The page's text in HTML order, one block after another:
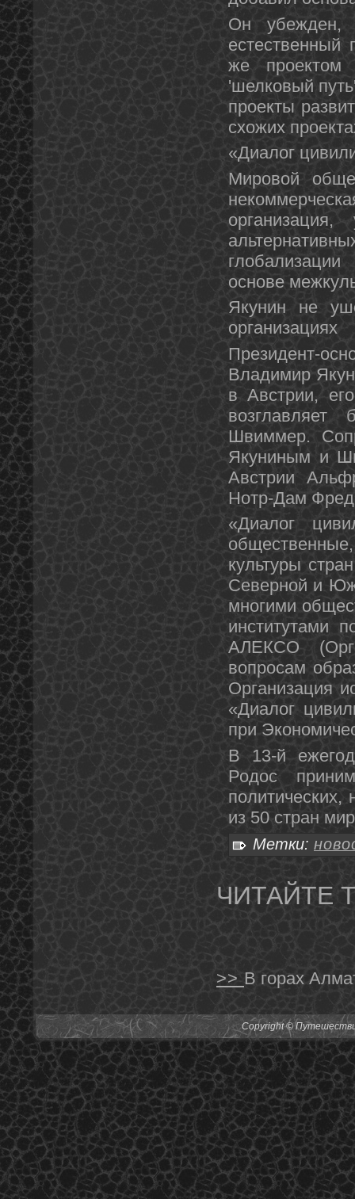
Он убежден,
естественный
же проектом
'шелковый
проекты
схожих
«Диалог
Мировой
основе
Якунин не
организациях
Президент-
Владимир
в Австрии,
Швиммер.
Якуниным и
Австрии
Нотр-Дам
«Диалог
культуры
Северной и
многими
АЛЕКСО
вопросам
Организация
«Диалог
при
В 13-й
Родос
политических,
из 50 стран
Метки:
ЧИТАЙТЕ
>> В горах
Copyright ©